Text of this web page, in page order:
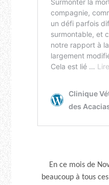
En ce mois de
beaucoup à tous